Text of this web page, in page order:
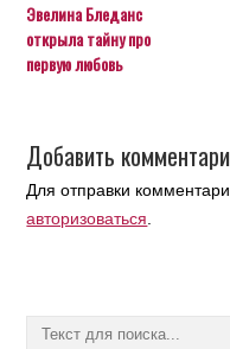
Эвелина Бледанс
открыла тайну про
первую любовь
Добавить
Для отправки
авторизоваться